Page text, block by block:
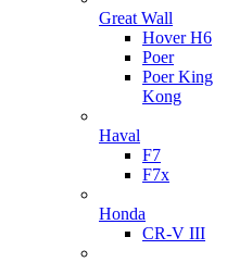
Great Wall
Hover H6
Poer
Poer King
Kong
Haval
F7
F7x
Honda
CR-V III